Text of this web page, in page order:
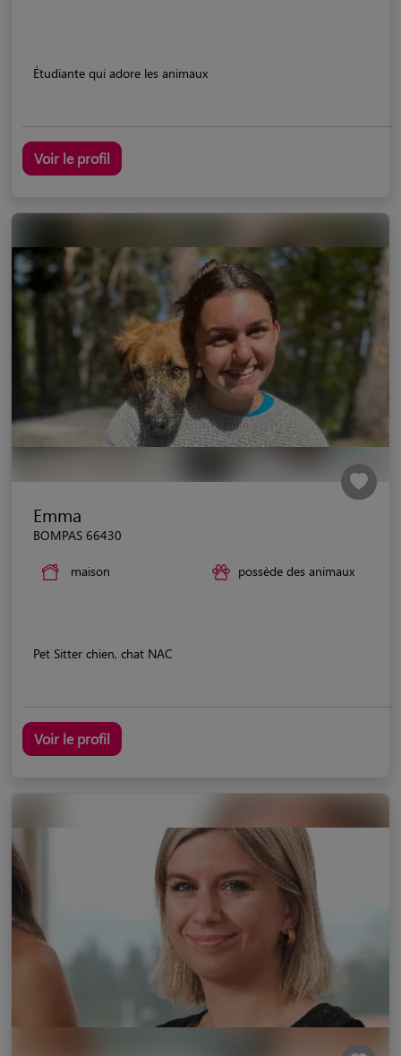
Étudiante qui adore les animaux
Voir le profil
Emma
BOMPAS 66430
maison possède des animaux
Pet Sitter chien, chat NAC
Voir le profil